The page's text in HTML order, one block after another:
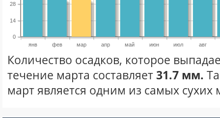
янв фев мар апр май июн июл авг
0
14
28
Количество осадков, которое
течение марта составляет31.7 мм.
март является одним из самых сухих